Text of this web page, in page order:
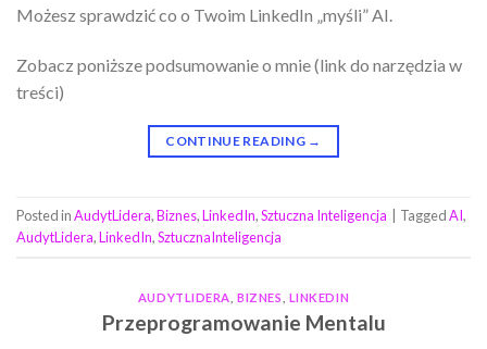
Możesz sprawdzić co o Twoim LinkedIn „myśli” AI.
Zobacz poniższe podsumowanie o mnie (link do narzędzia w
treści)
CONTINUE READING →
Posted inAudytLidera,Biznes,LinkedIn,Sztuczna Inteligencja TaggedAI,
AudytLidera,LinkedIn,SztucznaInteligencja
AUDYTLIDERA ,BIZNES LINKEDIN
Przeprogramowanie Mentalu